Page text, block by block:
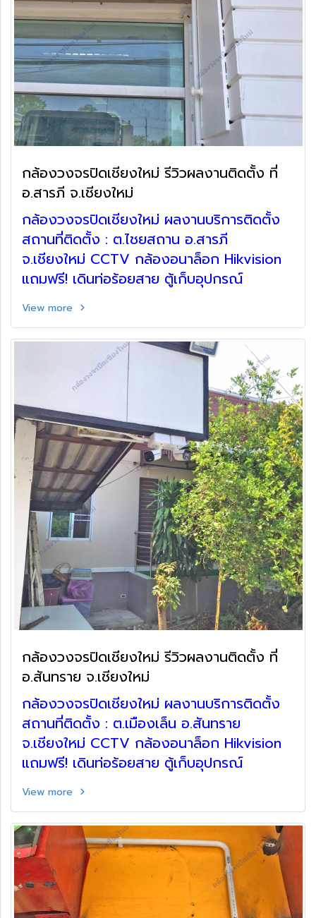
กล้องวงจรปิดเชียงใหม่ รีวิวผลงานติดตั้ง ที่
อ.สารภี จ.เชียงใหม่
กล้องวงจรปิดเชียงใหม่ ผลงานบริการติดตั้ง
สถานที่ติดตั้ง : ต.ไชยสถาน อ.สารภี
จ.เชียงใหม่ CCTV กล้องอนาล็อก Hikvision
แถมฟรี! เดินท่อร้อยสาย ตู้เก็บอุปกรณ์
View more
กล้องวงจรปิดเชียงใหม่ รีวิวผลงานติดตั้ง ที่
อ.สันทราย จ.เชียงใหม่
กล้องวงจรปิดเชียงใหม่ ผลงานบริการติดตั้ง
สถานที่ติดตั้ง : ต.เมืองเล็น อ.สันทราย
จ.เชียงใหม่ CCTV กล้องอนาล็อก Hikvision
แถมฟรี! เดินท่อร้อยสาย ตู้เก็บอุปกรณ์
View more